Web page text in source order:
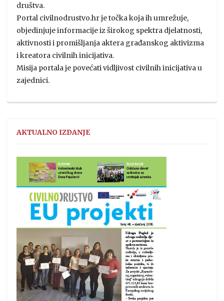
društva.
Portal civilnodrustvo.hr je točka koja ih umrežuje,
objedinjuje informacije iz širokog spektra djelatnosti,
aktivnosti i promišljanja aktera građanskog aktivizma
i kreatora civilnih inicijativa.
Misija portala je povećati vidljivost civilnih inicijativa u
zajednici.
AKTUALNO IZDANJE